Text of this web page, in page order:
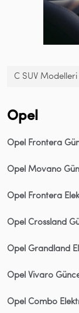
C SUV Modelleri
Opel
Opel Frontera
Opel Movano
Opel Frontera
Opel Crossland
Opel Grandland
Opel Vivaro
Opel Combo